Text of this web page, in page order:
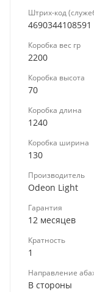
Штрих-код
4690344108591
Коробка вес гр
2200
Коробка высота
70
Коробка длина
1240
Коробка ширина
130
Производитель
Odeon Light
Гарантия
12 месяцев
Кратность
1
Направление
В стороны